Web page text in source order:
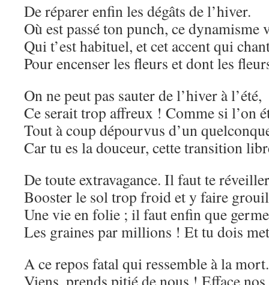
De réparer enfin les dégâts de l’hiver.
Où est passé ton punch, ce dynamisme
Qui t’est habituel, et cet accent qui
Pour encenser les fleurs et dont les
On ne peut pas sauter de l’hiver à l’été,
Ce serait trop affreux ! Comme si l’on
Tout à coup dépourvus d’un
Car tu es la douceur, cette transition
De toute extravagance. Il faut te
Booster le sol trop froid et y faire
Une vie en folie ; il faut enfin que
Les graines par millions ! Et tu dois
A ce repos fatal qui ressemble à la mort.
Viens, prends pitié de nous ! Efface